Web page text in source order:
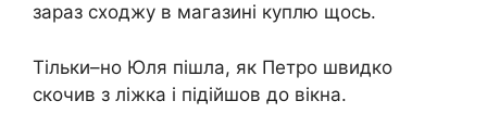
зараз сходжу в магазині куплю щось.
Тільки–но Юля пішла, як Петро швидко
скочив з ліжка і підійшов до вікна.